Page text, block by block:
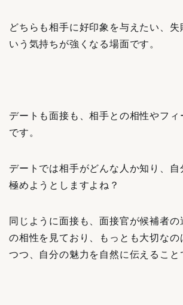
どちらも相手に好印象を与えたい、失
いう気持ちが強くなる場面です。
デートも面接も、相手との相性やフィ
です。
デートでは相手がどんな人か知り、自
極めようとしますよね？
同じように面接も、面接官が候補者の
の相性を見ており、もっとも大切なの
つつ、自分の魅力を自然に伝えること